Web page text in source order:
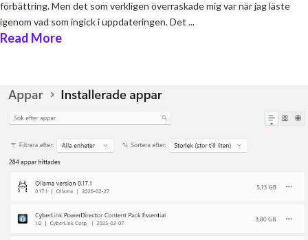
förbättring. Men det som verkligen överraskade mig var när jag läste
igenom vad som ingick i uppdateringen. Det ...
Read More